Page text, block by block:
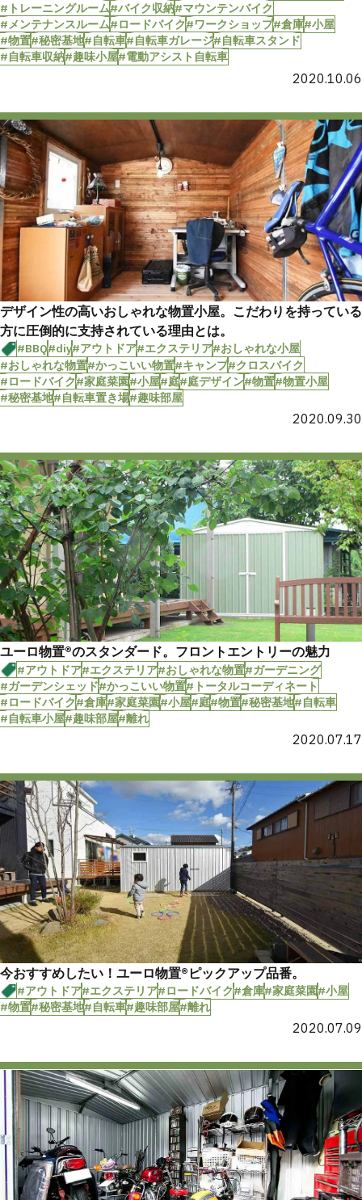
#トレーニングルーム#バイク収納#マウンテンバイク
#メンテナンスルーム#ロードバイク#ワークショップ#倉庫#小屋
#物置#秘密基地#自転車#自転車ガレージ#自転車スタンド
#自転車収納#趣味小屋#電動アシスト自転車
2020.10.06
デザイン性の高いおしゃれな物置小屋。こだわりを持っている
方に圧倒的に支持されている理由とは。
#BBQ#diy#アウトドア#エクステリア#おしゃれな小屋
#おしゃれな物置#かっこいい物置#キャンプ#クロスバイク
#ロードバイク#家庭菜園#小屋#庭#庭デザイン#物置#物置小屋
#秘密基地#自転車置き場#趣味部屋
2020.09.30
ユーロ物置®︎のスタンダード。フロントエントリーの魅力
#アウトドア#エクステリア#おしゃれな物置#ガーデニング
#ガーデンシェッド#かっこいい物置#トータルコーディネート
#ロードバイク#倉庫#家庭菜園#小屋#庭#物置#秘密基地#自転車
#自転車小屋#趣味部屋#離れ
2020.07.17
今おすすめしたい！ユーロ物置®︎ピックアップ品番。
#アウトドア#エクステリア#ロードバイク#倉庫#家庭菜園#小屋
#物置#秘密基地#自転車#趣味部屋#離れ
2020.07.09